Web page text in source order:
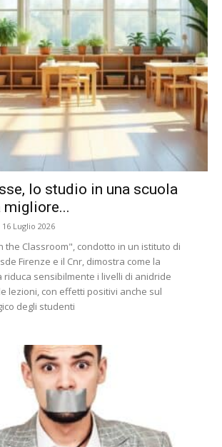
lo studio in una scuola
migliore...
16 Luglio 2026
the Classroom", condotto in un istituto di
Firenze e il Cnr, dimostra come la
sensibilmente i livelli di anidride
lezioni, con effetti positivi anche sul
degli studenti